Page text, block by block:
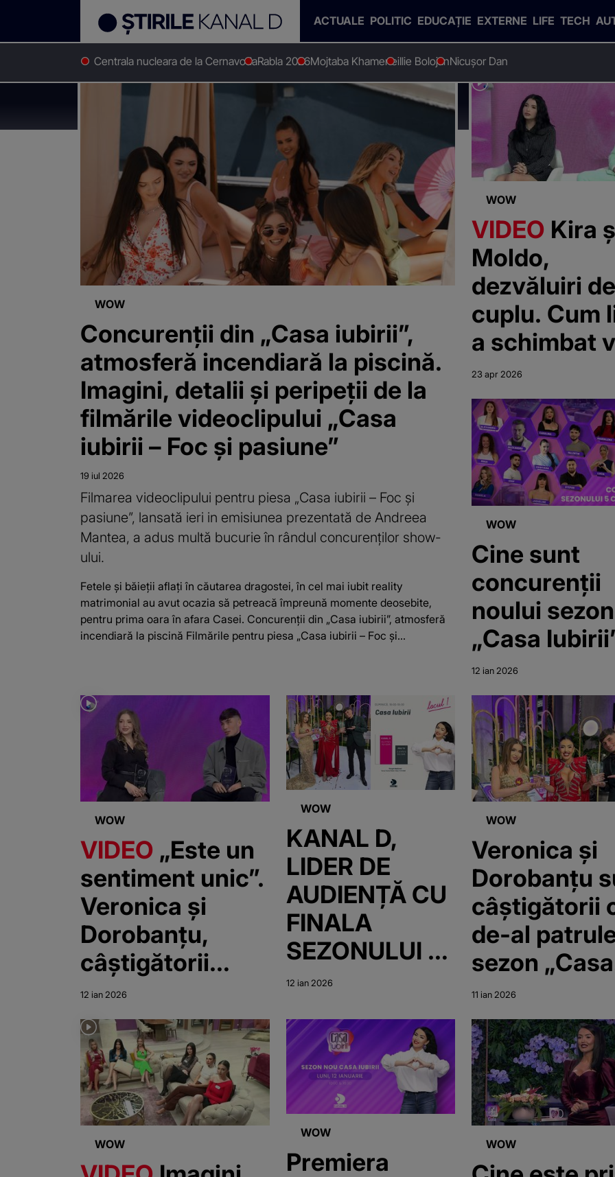
ACTUALE POLITIC EDUCAȚIE EXTERNE LIFE TECH
Centrala nucleara de la CernavodaRabla 2026Mojtaba KhameneiIlie BolojanNicușor Dan
Stirile Kanal D Finala casa iubirii
Știri despre "Finala casa iubirii"
WOW
Concurenții din „Casa iubirii”,
atmosferă incendiară la piscină.
Imagini, detalii și peripeții de la
filmările videoclipului „Casa
iubirii – Foc și pasiune”
19 iul 2026
Filmarea videoclipului pentru piesa „Casa iubirii – Foc și
pasiune”, lansată ieri in emisiunea prezentată de Andreea
Mantea, a adus multă bucurie în rândul concurenților show-
ului.
Fetele și băieții aflaţi în căutarea dragostei, în cel mai iubit reality
matrimonial au avut ocazia să petreacă împreună momente deosebite,
pentru prima oara în afara Casei. Concurenții din „Casa iubirii”, atmosferă
incendiară la piscină Filmările pentru piesa „Casa iubirii – Foc și...
WOW
VIDEO Kira
Moldo,
dezvăluiri de
cuplu. Cum
a schimbat
după „Casa
Iubirii”
23 apr 2026
WOW
Cine sunt
concurenţii
noului sezon
„Casa
12 ian 2026
WOW
VIDEO „Este un
sentiment unic”.
Veronica și
Dorobanțu,
câștigătorii
„Casa Iubirii”,
sezonul 4
12 ian 2026
WOW
KANAL D,
LIDER DE
AUDIENȚĂ CU
FINALA
SEZONULUI 4
„CASA IUBIRII”
12 ian 2026
WOW
Veronica și
Dorobanțu
câștigătorii
de-al
sezon „Casa
Iubirii”
11 ian 2026
WOW
WOW
Premiera
WOW